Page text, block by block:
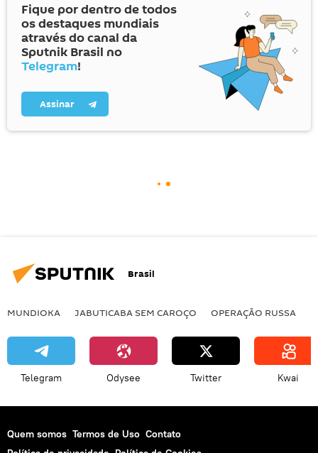
Fique por dentro de todos
os destaques mundiais
através do canal da
Sputnik Brasil no
Telegram!
Assinar
Brasil
MUNDIOKA JABUTICABA SEM CAROÇO OPERAÇÃO RUSSA
Telegram Odysee Twitter Kwai
Quem somos Termos de Uso Contato